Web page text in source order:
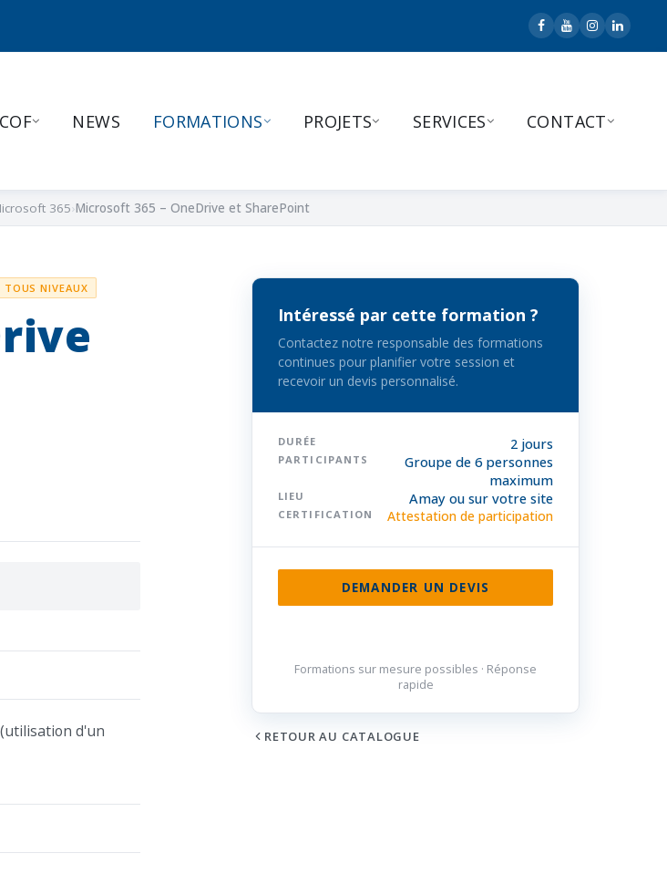
NEWS FORMATIONS PROJETS SERVICES CONTACT
365 Microsoft 365 – OneDrive et SharePoint
TOUS NIVEAUX
d'un
Intéressé par cette formation ?
Contactez notre responsable des formations
continues pour planifier votre session et
recevoir un devis personnalisé.
DURÉE 2 jours
PARTICIPANTS
Groupe de 6 personnes
maximum
LIEU Amay ou sur votre site
CERTIFICATION Attestation de participation
DEMANDER UN DEVIS
Formations sur mesure possibles · Réponse
rapide
RETOUR AU CATALOGUE